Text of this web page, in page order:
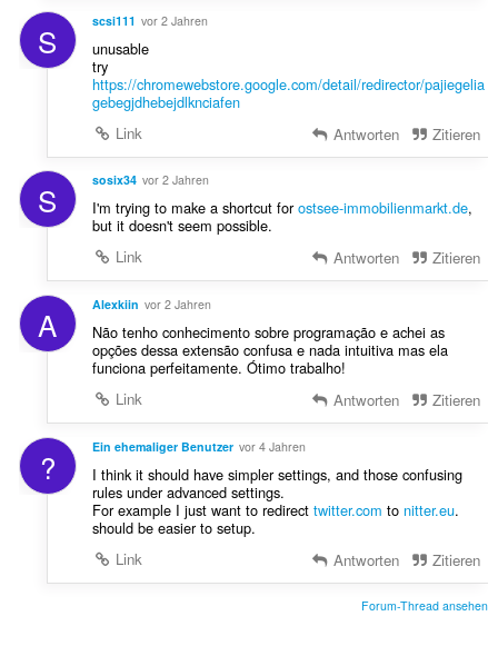
S scsi111 vor 2 Jahren
unusable
try
https://chromewebstore.google.com/detail/redirector/pajiegelia
gebegjdhebejdlknciafen
Link
Antworten Zitieren
S sosix34 vor 2 Jahren
I'm trying to make a shortcut forostsee-immobilienmarkt.de,
but it doesn't seem possible.
Link
Antworten Zitieren
A Alexkiin vor 2 Jahren
Não tenho conhecimento sobre programação e achei as
opções dessa extensão confusa e nada intuitiva mas ela
funciona perfeitamente. Ótimo trabalho!
Link
Antworten Zitieren
? Ein ehemaliger Benutzer vor 4 Jahren
I think it should have simpler settings, and those confusing
rules under advanced settings.
For example I just want to redirect twitter.com to nitter.eu.
should be easier to setup.
Link
Antworten Zitieren
Forum-Thread ansehen